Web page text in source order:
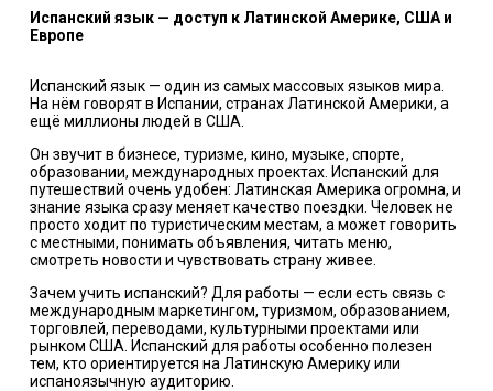
Испанский язык — доступ к Латинской Америке, США и
Европе
Испанский язык — один из самых массовых языков мира.
На нём говорят в Испании, странах Латинской Америки, а
ещё миллионы людей в США.
Он звучит в бизнесе, туризме, кино, музыке, спорте,
образовании, международных проектах. Испанский для
путешествий очень удобен: Латинская Америка огромна, и
знание языка сразу меняет качество поездки. Человек не
просто ходит по туристическим местам, а может говорить
с местными, понимать объявления, читать меню,
смотреть новости и чувствовать страну живее.
Зачем учить испанский? Для работы — если есть связь с
международным маркетингом, туризмом, образованием,
торговлей, переводами, культурными проектами или
рынком США. Испанский для работы особенно полезен
тем, кто ориентируется на Латинскую Америку или
испаноязычную аудиторию.